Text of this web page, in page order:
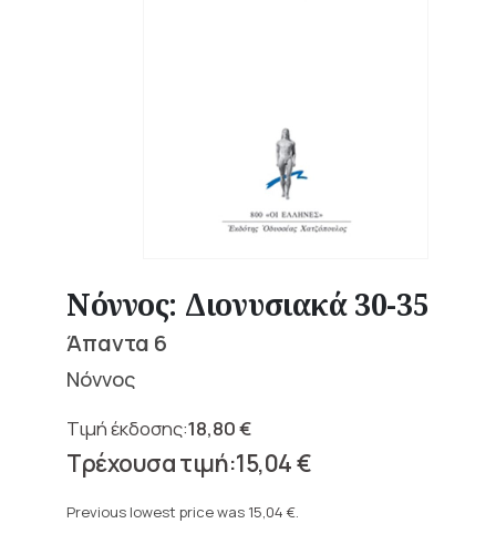
Νόννος: Διονυσιακά 30-35
Άπαντα 6
Νόννος
18,80€
Original
price
18,80 €.
15,04€
price
Previous lowest price was 15,04 €.